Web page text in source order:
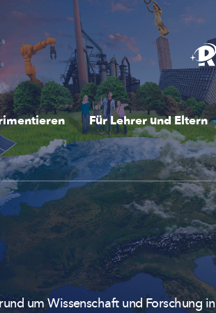
Für Lehrer und Eltern
um Wissenschaft und Forschung in